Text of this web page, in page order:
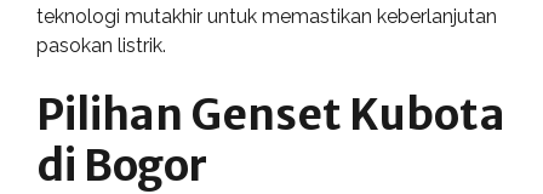
teknologi mutakhir untuk memastikan keberlanjutan
pasokan listrik.
Pilihan Genset Kubota
di Bogor